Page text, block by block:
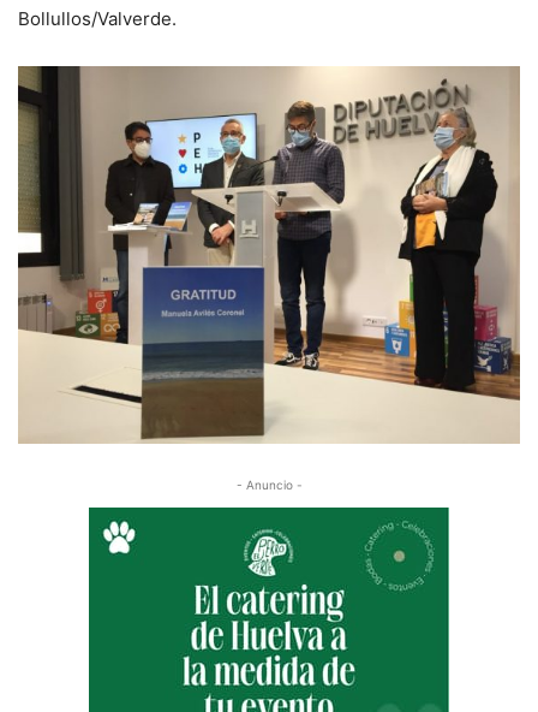
Bollullos/Valverde.
- Anuncio -